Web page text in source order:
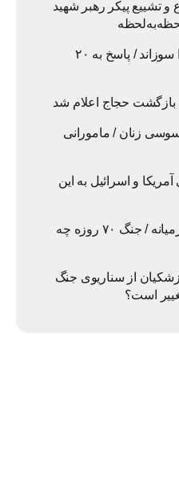
و تشییع پیکر رهبر شهید
ناو وینسنس ۲۹۱ رؤیا را سوزاند / پاسخ به ۲۰
بازگشت حجاج اعلام شد
زنان / مامورانی
و اسرائیل به این
برندگان پنهان جنگ خاورمیانه / جنگ ۷۰ روزه چه
از سناریوی جنگ
است؟